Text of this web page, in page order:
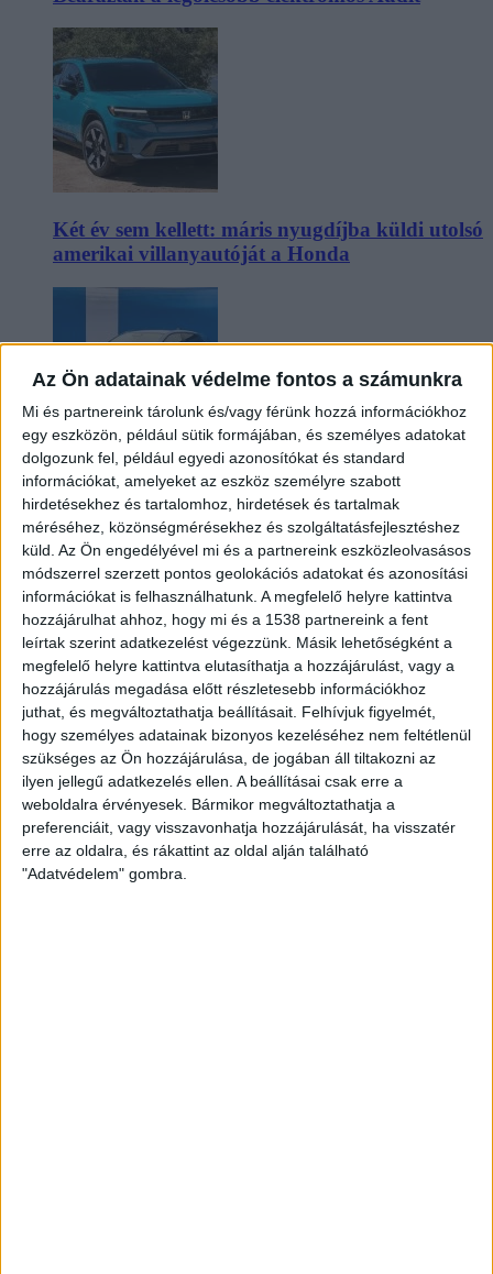
Az Ön adatainak védelme fontos a számunkra
Mi és partnereink tárolunk és/vagy férünk hozzá információkhoz
egy eszközön, például sütik formájában, és személyes adatokat
dolgozunk fel, például egyedi azonosítókat és standard
információkat, amelyeket az eszköz személyre szabott
hirdetésekhez és tartalomhoz, hirdetések és tartalmak
méréséhez, közönségmérésekhez és szolgáltatásfejlesztéshez
küld. Az Ön engedélyével mi és a partnereink eszközleolvasásos
módszerrel szerzett pontos geolokációs adatokat és azonosítási
információkat is felhasználhatunk. A megfelelő helyre kattintva
hozzájárulhat ahhoz, hogy mi és a 1538 partnereink a fent
leírtak szerint adatkezelést végezzünk. Másik lehetőségként a
megfelelő helyre kattintva elutasíthatja a hozzájárulást, vagy a
hozzájárulás megadása előtt részletesebb információkhoz
juthat, és megváltoztathatja beállításait. Felhívjuk figyelmét,
hogy személyes adatainak bizonyos kezeléséhez nem feltétlenül
szükséges az Ön hozzájárulása, de jogában áll tiltakozni az
ilyen jellegű adatkezelés ellen. A beállításai csak erre a
weboldalra érvényesek. Bármikor megváltoztathatja a
preferenciáit, vagy visszavonhatja hozzájárulását, ha visszatér
erre az oldalra, és rákattint az oldal alján található
"Adatvédelem" gombra.
Két év sem kellett: máris nyugdíjba küldi utolsó
amerikai villanyautóját a Honda
Kilencmillió alatt indul a legolcsóbb elektromos
Volkswagen
Hoppon maradtak a villanyautós támogatási
program utolsó pályázói